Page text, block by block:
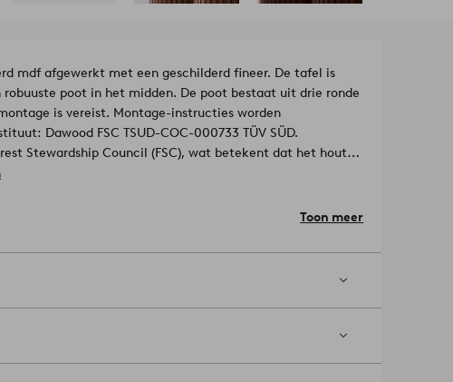
mdf afgewerkt met een geschilderd fineer. De tafel is
poot in het midden. De poot bestaat uit drie ronde
is vereist. Montage-instructies worden
Dawood FSC TSUD-COC-000733 TÜV SÜD.
Stewardship Council (FSC), wat betekent dat het hout
waarbij rekening wordt gehouden met mens en
als je rond de eettafel stoelen in verschillende
Toon meer